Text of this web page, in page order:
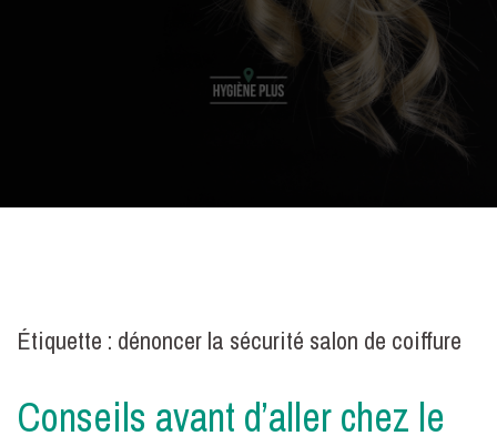
Étiquette : dénoncer la sécurité salon de coiffure
Conseils avant d’aller chez le